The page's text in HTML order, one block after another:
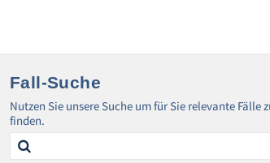
Fall-Suche
Nutzen Sie unsere Suche um für Sie relevante Fälle
finden.
Search
for: